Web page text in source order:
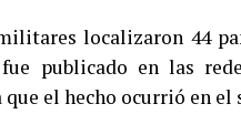
localizaron 44
publicado en las
que el hecho ocurrió en